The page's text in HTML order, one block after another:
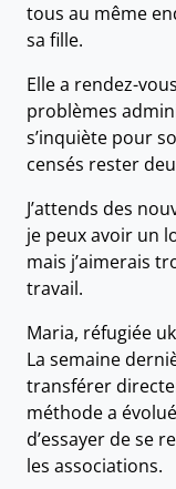
tous au même
sa fille.
Elle a rendez-
problèmes
s’inquiète pour
censés rester
J’attends des
je peux avoir un
mais j’aimerais
travail.
Maria, réfugiée
La semaine
transférer
méthode a
d’essayer de se
les associations.